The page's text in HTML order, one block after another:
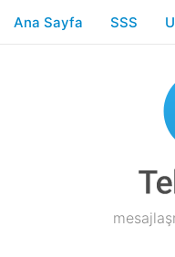
Ana Sayfa SSS